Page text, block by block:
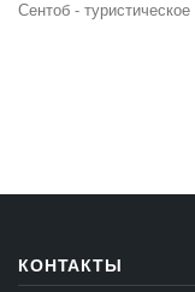
Сентоб -
КОНТАКТЫ